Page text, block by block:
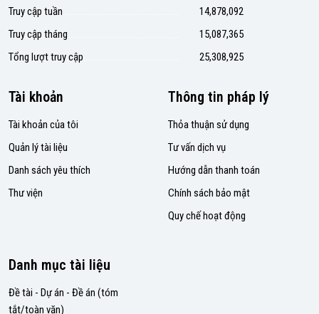
Truy cập tuần
14,878,092
Truy cập tháng
15,087,365
Tổng lượt truy cập
25,308,925
Tài khoản
Tài khoản của tôi
Quản lý tài liệu
Danh sách yêu thích
Thư viện
Thông tin pháp lý
Thỏa thuận sử dụng
Tư vấn dịch vụ
Hướng dẫn thanh toán
Chính sách bảo mật
Quy chế hoạt động
Danh mục tài liệu
Đề tài - Dự án - Đề án (tóm
tắt/toàn văn)